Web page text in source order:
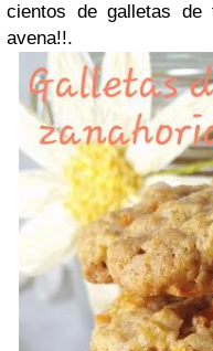
cientos de galletas de
avena!!.